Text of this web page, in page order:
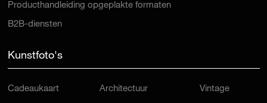
Producthandleiding opgeplakte formaten
B2B-diensten
Kunstfoto's
Cadeaukaart Architectuur Vintage